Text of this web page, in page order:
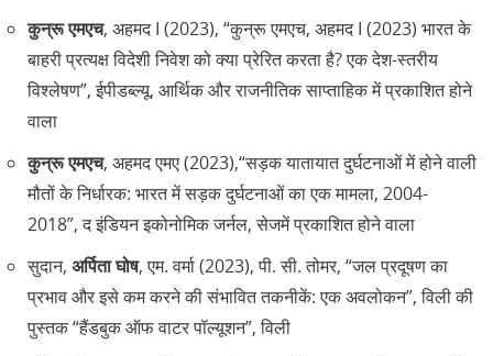
कुन्रू एमएच, अहमद I (2023), “कुन्रू एमएच, अहमद I (2023) भारत के
बाहरी प्रत्यक्ष विदेशी निवेश को क्या प्रेरित करता है? एक देश-स्तरीय
विश्लेषण”, ईपीडब्ल्यू, आर्थिक और राजनीतिक साप्ताहिक में प्रकाशित होने
वाला
कुन्रू एमएच, अहमद एमए (2023),“सड़क यातायात दुर्घटनाओं में होने वाली
मौतों के निर्धारक: भारत में सड़क दुर्घटनाओं का एक मामला, 2004-
2018”, द इंडियन इकोनोमिक जर्नल, सेजमें प्रकाशित होने वाला
सुदान, अर्पिता घोष, एम. वर्मा (2023), पी. सी. तोमर, “जल प्रदूषण का
प्रभाव और इसे कम करने की संभावित तकनीकें: एक अवलोकन”, विली की
पुस्तक “हैंडबुक ऑफ वाटर पॉल्यूशन”, विली